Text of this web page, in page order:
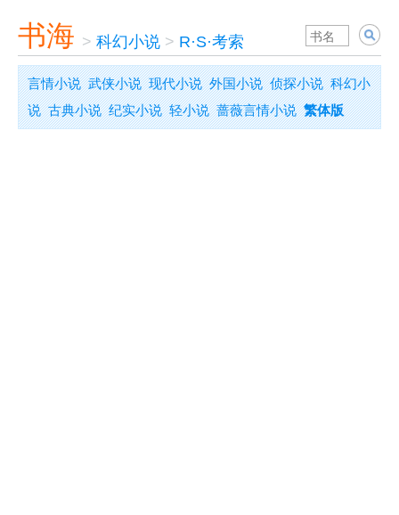
书海 > 科幻小说 > R·S·考索
言情小说 武侠小说 现代小说 外国小说 侦探小说 科幻小
说 古典小说 纪实小说 轻小说 蔷薇言情小说 繁体版